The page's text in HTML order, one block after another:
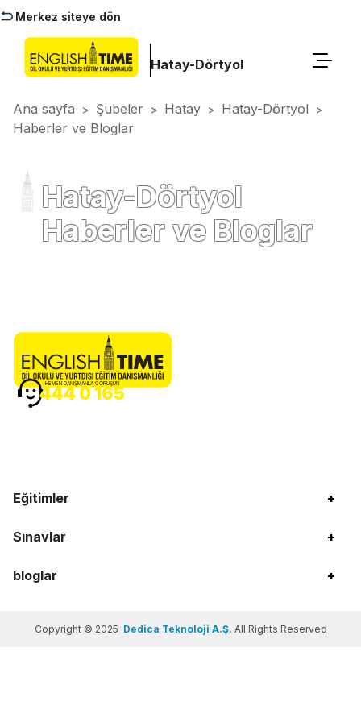
Merkez siteye dön
Hatay-Dörtyol
Ana sayfa > Şubeler > Hatay > Hatay-Dörtyol >
Haberler ve Bloglar
Hatay-Dörtyol
Haberler ve Bloglar
Eğitimler +
Sınavlar +
bloglar +
HEMEN DANIŞMANLA GÖRÜŞÜN
444 0 165
Copyright © 2025 Dedica Teknoloji A.Ş. All Rights Reserved